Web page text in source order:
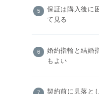
保証は購入後に
て見る
婚約指輪と結婚
もよい
契約前に見落と